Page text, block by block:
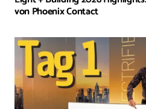
von Phoenix Contact